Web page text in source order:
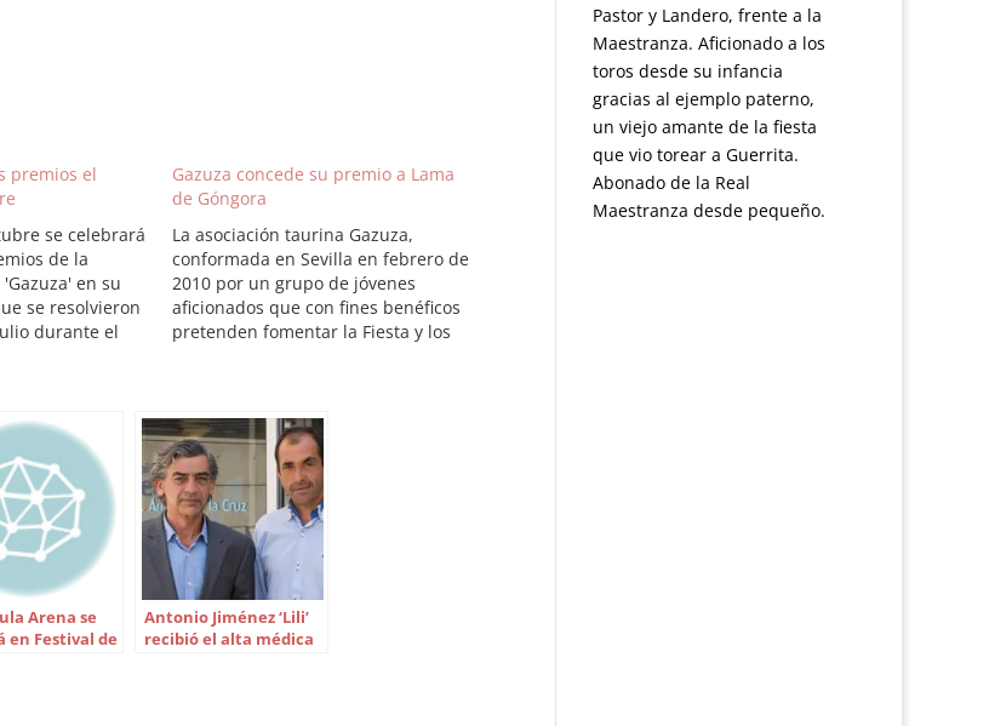
premios el
se celebrará
de la
en su
se resolvieron
durante el
Gazuza concede su premio a Lama
de Góngora
La asociación taurina Gazuza,
conformada en Sevilla en febrero de
2010 por un grupo de jóvenes
aficionados que con fines benéficos
pretenden fomentar la Fiesta y los
Villamarta, como mejor novillero y
mejor…
Arena se
en Festival de
Antonio Jiménez ‘Lili’
recibió el alta médica
Pastor y Landero, frente a la
Maestranza. Aficionado a los
toros desde su infancia
gracias al ejemplo paterno,
un viejo amante de la fiesta
que vio torear a Guerrita.
Abonado de la Real
Maestranza desde pequeño.